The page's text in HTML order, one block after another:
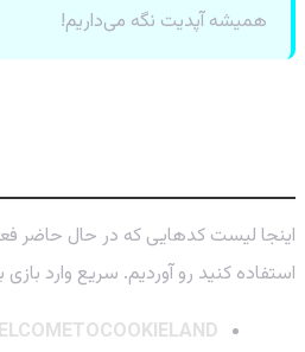
همیشه آپدیت نگه می‌داریم!
اینجا لیست کدهایی که در حال حاضر
استفاده کنید رو آوردیم. سریع وارد